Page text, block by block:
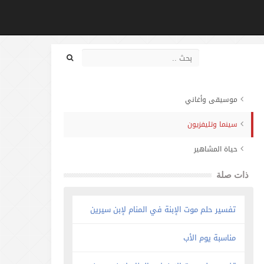
موسيقى وأغاني
سينما وتليفزيون
حياة المشاهير
ذات صلة
تفسير حلم موت الإبنة في المنام لإبن سيرين
مناسبة يوم الأب